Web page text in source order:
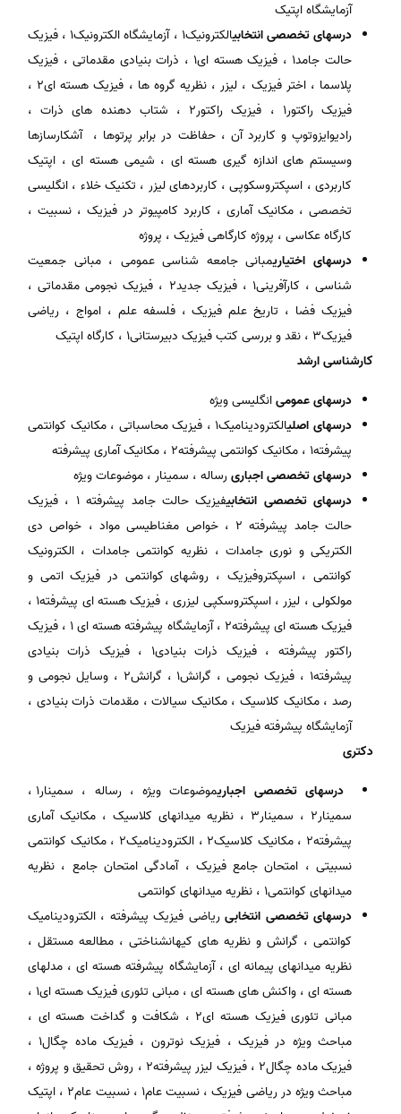
آزمایشگاه اپتیک
درسهای تخصصی انتخابی
الکترونیک1 ، آزمایشگاه الکترونیک1 ، فیزیک
حالت جامد1 ، فیزیک هسته ای1 ، ذرات بنیادی مقدماتی ، فیزیک
پلاسما ، اختر فیزیک ، لیزر ، نظریه گروه ها ، فیزیک هسته ای2 ،
فیزیک راکتور1 ، فیزیک راکتور2 ، شتاب دهنده های ذرات ،
رادیوایزوتوپ و کاربرد آن ، حفاظت در برابر پرتوها ، آشکارسازها
وسیستم های اندازه گیری هسته ای ، شیمی هسته ای ، اپتیک
کاربردی ، اسپکتروسکوپی ، کاربردهای لیزر ، تکنیک خلاء ، انگلیسی
تخصصی ، مکانیک آماری ، کاربرد کامپیوتر در فیزیک ، نسبیت ،
کارگاه عکاسی ، پروژه کارگاهی فیزیک ، پروژه
درسهای اختیاریمبانی جامعه شناسی عمومی ، مبانی جمعیت
شناسی ، کارآفرینی1 ، فیزیک جدید2 ، فیزیک نجومی مقدماتی ،
فیزیک فضا ، تاریخ علم فیزیک ، فلسفه علم ، امواج ، ریاضی
فیزیک3 ، نقد و بررسی کتب فیزیک دبیرستانی1 ، کارگاه اپتیک
کارشناسی ارشد
درسهای عمومیانگلیسی ویژه
درسهای اصلی
الکترودینامیک1 ، فیزیک محاسباتی ، مکانیک کوانتمی
پیشرفته1 ، مکانیک کوانتمی پیشرفته2 ، مکانیک آماری پیشرفته
درسهای تخصصی اجباریرساله ، سمینار ، موضوعات ویژه
درسهای تخصصی انتخابی
فیزیک حالت جامد پیشرفته 1 ، فیزیک
حالت جامد پیشرفته 2 ، خواص مغناطیسی مواد ، خواص دی
الکتریکی و نوری جامدات ، نظریه کوانتمی جامدات ، الکترونیک
کوانتمی ، اسپکتروفیزیک ، روشهای کوانتمی در فیزیک اتمی و
مولکولی ، لیزر ، اسپکتروسکپی لیزری ، فیزیک هسته ای پیشرفته1 ،
فیزیک هسته ای پیشرفته2 ، آزمایشگاه پیشرفته هسته ای 1 ، فیزیک
راکتور پیشرفته ، فیزیک ذرات بنیادی1 ، فیزیک ذرات بنیادی
پیشرفته1 ، فیزیک نجومی ، گرانش1 ، گرانش2 ، وسایل نجومی و
رصد ، مکانیک کلاسیک ، مکانیک سیالات ، مقدمات ذرات بنیادی ،
آزمایشگاه پیشرفته فیزیک
دکتری
درسهای تخصصی اجباری
موضوعات ویژه ، رساله ، سمینار1 ،
سمینار2 ، سمینار3 ، نظریه میدانهای کلاسیک ، مکانیک آماری
پیشرفته2 ، مکانیک کلاسیک2 ، الکترودینامیک2 ، مکانیک کوانتمی
نسبیتی ، امتحان جامع فیزیک ، آمادگی امتحان جامع ، نظریه
میدانهای کوانتمی1 ، نظریه میدانهای کوانتمی
درسهای تخصصی انتخابیریاضی فیزیک پیشرفته ، الکترودینامیک
کوانتمی ، گرانش و نظریه های کیهانشناختی ، مطالعه مستقل ،
نظریه میدانهای پیمانه ای ، آزمایشگاه پیشرفته هسته ای ، مدلهای
هسته ای ، واکنش های هسته ای ، مبانی تئوری فیزیک هسته ای1 ،
مبانی تئوری فیزیک هسته ای2 ، شکافت و گداخت هسته ای ،
مباحث ویژه در فیزیک ، فیزیک نوترون ، فیزیک ماده چگال1 ،
فیزیک ماده چگال2 ، فیزیک لیزر پیشرفته2 ، روش تحقیق و پروژه ،
مباحث ویژه در ریاضی فیزیک ، نسبیت عام1 ، نسبیت عام2 ، اپتیک